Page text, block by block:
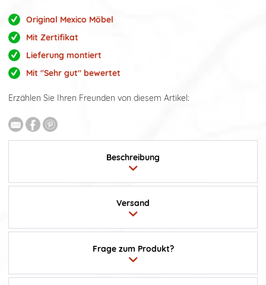
Original Mexico Möbel
Mit Zertifikat
Lieferung montiert
Mit "Sehr gut" bewertet
Erzählen Sie Ihren Freunden von diesem Artikel:
Beschreibung
Frage zum Produkt?
Versand